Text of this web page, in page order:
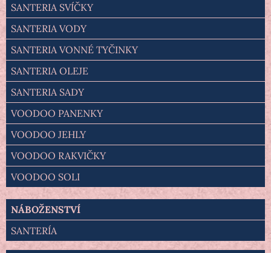
SANTERIA SVÍČKY
SANTERIA VODY
SANTERIA VONNÉ TYČINKY
SANTERIA OLEJE
SANTERIA SADY
VOODOO PANENKY
VOODOO JEHLY
VOODOO RAKVIČKY
VOODOO SOLI
NÁBOŽENSTVÍ
SANTERÍA